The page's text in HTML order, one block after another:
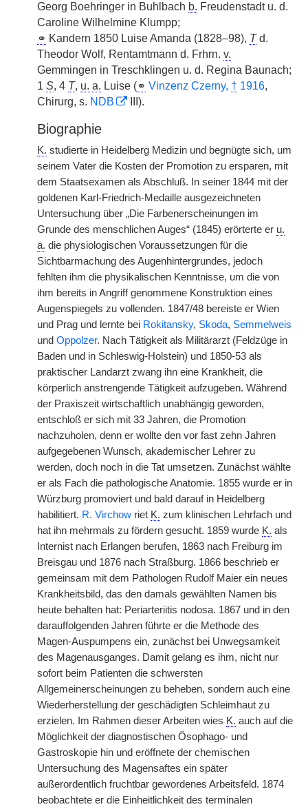
Georg Boehringer in Buhlbach b. Freudenstadt u. d.
Caroline Wilhelmine Klumpp;
⚭ Kandern 1850 Luise Amanda (1828–98), Td.
Theodor Wolf, Rentamtmann d. Frhrn. v.
Gemmingen in Treschklingen u. d. Regina Baunach;
1 S, 4 T, u. a. Luise (⚭ Vinzenz Czerny, † 1916,
Chirurg, s. NDB III).
Biographie
K. studierte in Heidelberg Medizin und begnügte sich, um
seinem Vater die Kosten der Promotion zu ersparen, mit
dem Staatsexamen als Abschluß. In seiner 1844 mit der
goldenen Karl-Friedrich-Medaille ausgezeichneten
Untersuchung über „Die Farbenerscheinungen im
Grunde des menschlichen Auges“ (1845) erörterte er u.
a. die physiologischen Voraussetzungen für die
Sichtbarmachung des Augenhintergrundes, jedoch
fehlten ihm die physikalischen Kenntnisse, um die von
ihm bereits in Angriff genommene Konstruktion eines
Augenspiegels zu vollenden. 1847/48 bereiste er Wien
und Prag und lernte bei Rokitansky, Skoda, Semmelweis
und Oppolzer. Nach Tätigkeit als Militärarzt (Feldzüge in
Baden und in Schleswig-Holstein) und 1850-53 als
praktischer Landarzt zwang ihn eine Krankheit, die
körperlich anstrengende Tätigkeit aufzugeben. Während
der Praxiszeit wirtschaftlich unabhängig geworden,
entschloß er sich mit 33 Jahren, die Promotion
nachzuholen, denn er wollte den vor fast zehn Jahren
aufgegebenen Wunsch, akademischer Lehrer zu
werden, doch noch in die Tat umsetzen. Zunächst wählte
er als Fach die pathologische Anatomie. 1855 wurde er in
Würzburg promoviert und bald darauf in Heidelberg
habilitiert. R. Virchow riet K. zum klinischen Lehrfach und
hat ihn mehrmals zu fördern gesucht. 1859 wurde K. als
Internist nach Erlangen berufen, 1863 nach Freiburg im
Breisgau und 1876 nach Straßburg. 1866 beschrieb er
gemeinsam mit dem Pathologen Rudolf Maier ein neues
Krankheitsbild, das den damals gewählten Namen bis
heute behalten hat: Periarteriitis nodosa. 1867 und in den
darauffolgenden Jahren führte er die Methode des
Magen-Auspumpens ein, zunächst bei Unwegsamkeit
des Magenausganges. Damit gelang es ihm, nicht nur
sofort beim Patienten die schwersten
Allgemeinerscheinungen zu beheben, sondern auch eine
Wiederherstellung der geschädigten Schleimhaut zu
erzielen. Im Rahmen dieser Arbeiten wies K. auch auf die
Möglichkeit der diagnostischen Ösophago- und
Gastroskopie hin und eröffnete der chemischen
Untersuchung des Magensaftes ein später
außerordentlich fruchtbar gewordenes Arbeitsfeld. 1874
beobachtete er die Einheitlichkeit des terminalen